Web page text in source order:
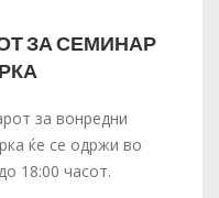
ЗА СЕМИНАР
за вонредни
ќе се одржи во
18:00 часот.